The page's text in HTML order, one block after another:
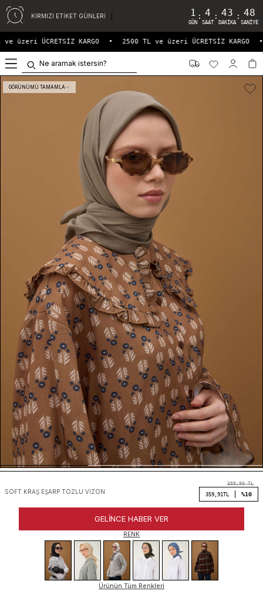
KIRMIZI ETİKET GÜNLERİ 1
GÜN
: 4
SAAT
: 43
DAKIKA
: 48
SANIYE
üzeri ÜCRETSİZ KARGO • 2500 TL ve üzeri ÜCRETSİZ KARGO •
GÖRÜNÜMÜ TAMAMLA
SOFT KRAŞ EŞARP TOZLU VIZON
399,90TL
359,91 TL %10
GELINCE HABER VER
RENK
Ürünün Tüm Renkleri